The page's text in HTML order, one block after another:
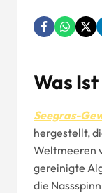
Was
Seegras-
hergestellt,
Weltmeeren
gereinigte
die